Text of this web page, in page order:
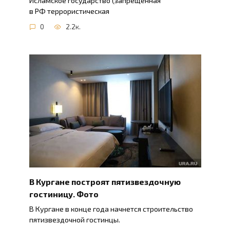
в РФ террористическая
0 2.2к.
В Кургане построят пятизвездочную
гостиницу. Фото
В Кургане в конце года начнется строительство
пятизвездочной гостинцы.